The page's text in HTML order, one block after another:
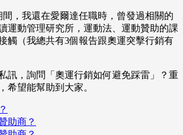
，我還在愛爾達任職時，曾發過相關的
運動管理研究所，運動法、運動贊助的課
觸（我總共有3個報告跟奧運突擊行銷有
訊，詢問「奧運行銷如何避免踩雷」？重
希望能幫助到大家。
助商？